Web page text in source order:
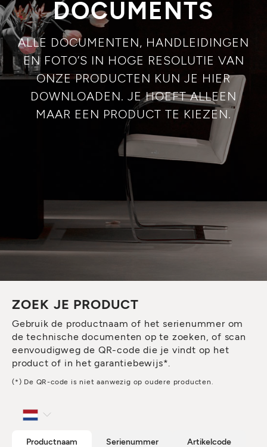
DOCUMENTS
ALLE DOCUMENTEN, HANDLEIDINGEN
EN FOTO’S IN HOGE RESOLUTIE VAN
ONZE PRODUCTEN KUN JE HIER
DOWNLOADEN. JE HOEFT ALLEEN
MAAR EEN PRODUCT TE KIEZEN.
ZOEK JE PRODUCT
Gebruik de productnaam of het serienummer om
de technische documenten op te zoeken, of scan
eenvoudigweg de QR-code die je vindt op het
product of in het garantiebewijs*.
(*) De QR-code is niet aanwezig op oudere producten.
Productnaam Serienummer Artikelcode